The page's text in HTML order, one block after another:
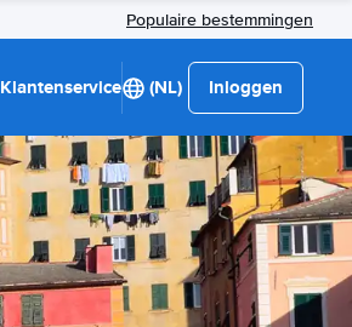
Populaire bestemmingen
Klantenservice (NL) Inloggen